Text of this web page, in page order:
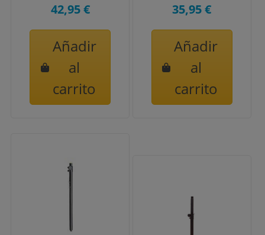
42,95 €
Añadir
al
carrito
35,95 €
Añadir
al
carrito